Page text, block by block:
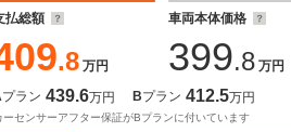
ットマン付き ホンダセン
払総額
.8 万円
車両本体価格
399.8 万円
プラン 439.6万円 Bプラン 412.5万円
ーセンサーアフター保証がBプランに付いています